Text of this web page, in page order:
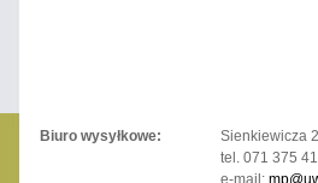
Biuro wysyłkowe:
Sienkiewicza
tel. 071 375
e-mail: